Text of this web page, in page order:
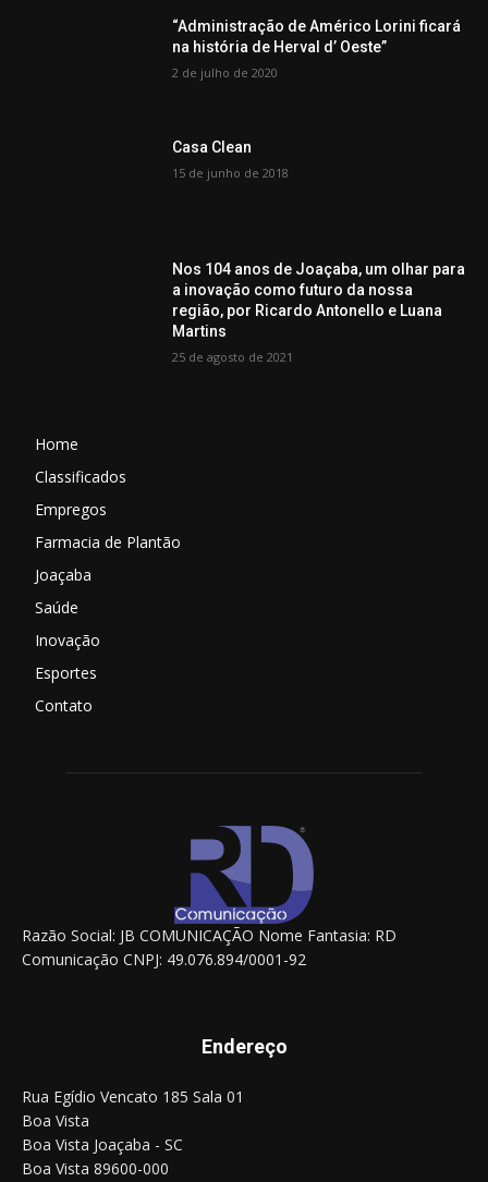
“Administração de Américo Lorini ficará
na história de Herval d’ Oeste”
2 de julho de 2020
Casa Clean
15 de junho de 2018
Nos 104 anos de Joaçaba, um olhar para
a inovação como futuro da nossa
região, por Ricardo Antonello e Luana
Martins
25 de agosto de 2021
Home
Classificados
Empregos
Farmacia de Plantão
Joaçaba
Saúde
Inovação
Esportes
Contato
Razão Social: JB COMUNICAÇÃO Nome Fantasia: RD
Comunicação CNPJ: 49.076.894/0001-92
Endereço
Rua Egídio Vencato 185 Sala 01
Boa Vista
Boa Vista Joaçaba - SC
Boa Vista 89600-000